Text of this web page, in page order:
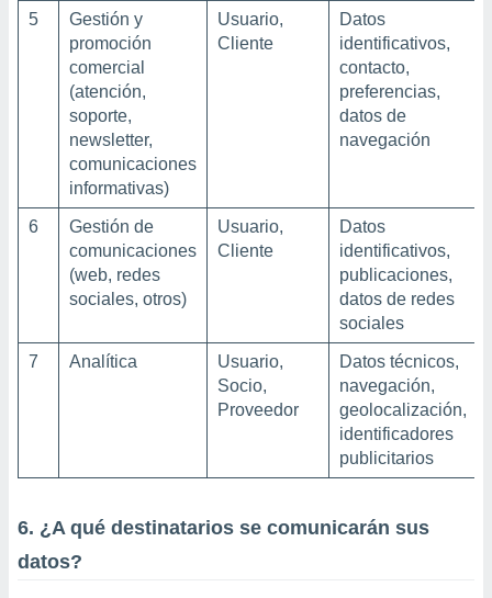
5
Gestión y
promoción
comercial
(atención,
soporte,
newsletter,
comunicaciones
informativas)
Usuario,
Cliente
Datos
identificativos,
contacto,
preferencias,
datos de
navegación
6
Gestión de
comunicaciones
(web, redes
sociales, otros)
Usuario,
Cliente
Datos
identificativos,
publicaciones,
datos de redes
sociales
7 Analítica
Usuario,
Socio,
Proveedor
Datos técnicos,
navegación,
geolocalización,
identificadores
publicitarios
6. ¿A qué destinatarios se comunicarán sus
datos?